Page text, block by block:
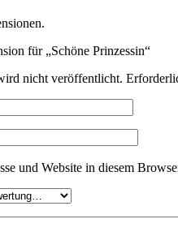
für „Schöne Prinzessin“
nicht veröffentlicht.
und Website in diesem